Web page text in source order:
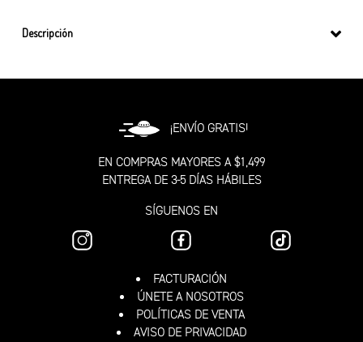
Descripción
¡ENVÍO GRATIS!
EN COMPRAS MAYORES A $1,499
ENTREGA DE 3-5 DÍAS HÁBILES
SÍGUENOS EN
FACTURACIÓN
ÚNETE A NOSOTROS
POLÍTICAS DE VENTA
AVISO DE PRIVACIDAD